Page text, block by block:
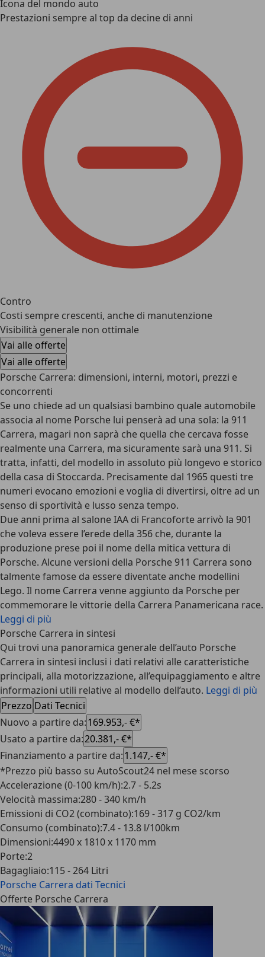
Icona del mondo auto
Prestazioni sempre al top da decine di anni
Contro
Costi sempre crescenti, anche di manutenzione
Visibilità generale non ottimale
Vai alle offerte
Vai alle offerte
Porsche Carrera: dimensioni, interni, motori, prezzi e
concorrenti
Se uno chiede ad un qualsiasi bambino quale automobile
associa al nome Porsche lui penserà ad una sola: la 911
Carrera, magari non saprà che quella che cercava fosse
realmente una Carrera, ma sicuramente sarà una 911. Si
tratta, infatti, del modello in assoluto più longevo e storico
della casa di Stoccarda. Precisamente dal 1965 questi tre
numeri evocano emozioni e voglia di divertirsi, oltre ad un
senso di sportività e lusso senza tempo.
Due anni prima al salone IAA di Francoforte arrivò la 901
che voleva essere l’erede della 356 che, durante la
produzione prese poi il nome della mitica vettura di
Porsche. Alcune versioni della Porsche 911 Carrera sono
talmente famose da essere diventate anche modellini
Lego. Il nome Carrera venne aggiunto da Porsche per
commemorare le vittorie della Carrera Panamericana race.
Leggi di più
Porsche Carrera in sintesi
Qui trovi una panoramica generale dell’auto Porsche
Carrera in sintesi inclusi i dati relativi alle caratteristiche
principali, alla motorizzazione, all’equipaggiamento e altre
informazioni utili relative al modello dell’auto. Leggi di più
Prezzo Dati Tecnici
Nuovo a partire da:169.953,- €*
Usato a partire da:20.381,- €*
Finanziamento a partire da:1.147,- €*
*Prezzo più basso su AutoScout24 nel mese scorso
Accelerazione (0-100 km/h):2.7 - 5.2s
Velocità massima:280 - 340 km/h
Emissioni di CO2 (combinato):169 - 317 g CO2/km
Consumo (combinato):7.4 - 13.8 l/100km
Dimensioni:4490 x 1810 x 1170 mm
Porte:2
Bagagliaio:115 - 264 Litri
Porsche Carrera dati Tecnici
Offerte Porsche Carrera